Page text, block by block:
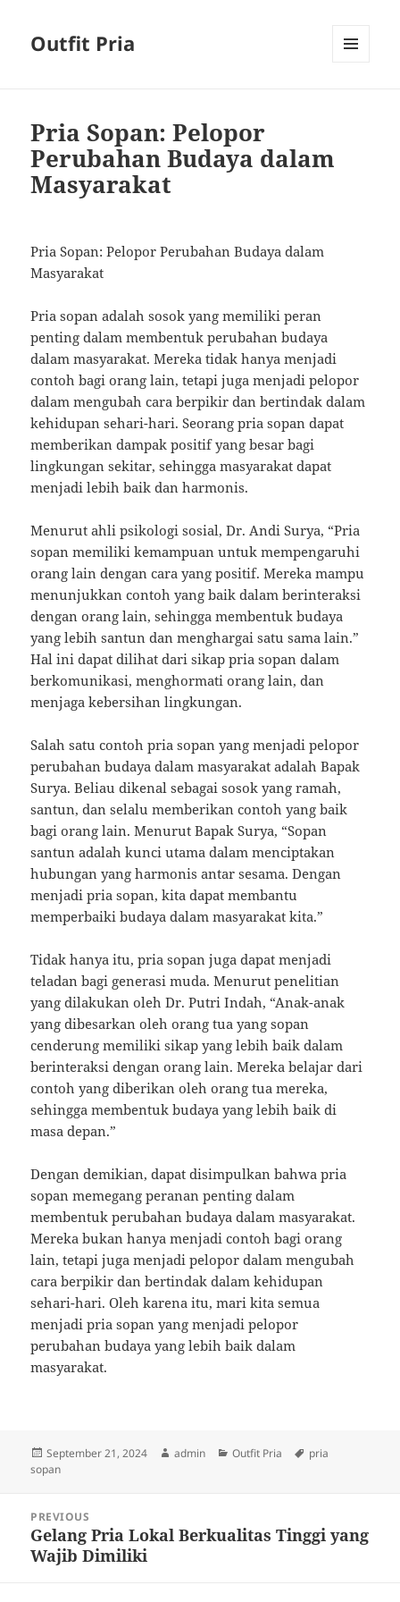
Outfit Pria
Pria Sopan: Pelopor
Perubahan Budaya dalam
Masyarakat
Pria Sopan: Pelopor Perubahan Budaya dalam
Masyarakat
Pria sopan adalah sosok yang memiliki peran
penting dalam membentuk perubahan budaya
dalam masyarakat. Mereka tidak hanya menjadi
contoh bagi orang lain, tetapi juga menjadi pelopor
dalam mengubah cara berpikir dan bertindak dalam
kehidupan sehari-hari. Seorang pria sopan dapat
memberikan dampak positif yang besar bagi
lingkungan sekitar, sehingga masyarakat dapat
menjadi lebih baik dan harmonis.
Menurut ahli psikologi sosial, Dr. Andi Surya, “Pria
sopan memiliki kemampuan untuk mempengaruhi
orang lain dengan cara yang positif. Mereka mampu
menunjukkan contoh yang baik dalam berinteraksi
dengan orang lain, sehingga membentuk budaya
yang lebih santun dan menghargai satu sama lain.”
Hal ini dapat dilihat dari sikap pria sopan dalam
berkomunikasi, menghormati orang lain, dan
menjaga kebersihan lingkungan.
Salah satu contoh pria sopan yang menjadi pelopor
perubahan budaya dalam masyarakat adalah Bapak
Surya. Beliau dikenal sebagai sosok yang ramah,
santun, dan selalu memberikan contoh yang baik
bagi orang lain. Menurut Bapak Surya, “Sopan
santun adalah kunci utama dalam menciptakan
hubungan yang harmonis antar sesama. Dengan
menjadi pria sopan, kita dapat membantu
memperbaiki budaya dalam masyarakat kita.”
Tidak hanya itu, pria sopan juga dapat menjadi
teladan bagi generasi muda. Menurut penelitian
yang dilakukan oleh Dr. Putri Indah, “Anak-anak
yang dibesarkan oleh orang tua yang sopan
cenderung memiliki sikap yang lebih baik dalam
berinteraksi dengan orang lain. Mereka belajar dari
contoh yang diberikan oleh orang tua mereka,
sehingga membentuk budaya yang lebih baik di
masa depan.”
Dengan demikian, dapat disimpulkan bahwa pria
sopan memegang peranan penting dalam
membentuk perubahan budaya dalam masyarakat.
Mereka bukan hanya menjadi contoh bagi orang
lain, tetapi juga menjadi pelopor dalam mengubah
cara berpikir dan bertindak dalam kehidupan
sehari-hari. Oleh karena itu, mari kita semua
menjadi pria sopan yang menjadi pelopor
perubahan budaya yang lebih baik dalam
masyarakat.
Posted
on
September 21, 2024 Author
admin Categories
Outfit Pria Tags
pria
sopan
navigation
PREVIOUS
Previous
post:
Gelang Pria Lokal Berkualitas Tinggi yang
Wajib Dimiliki